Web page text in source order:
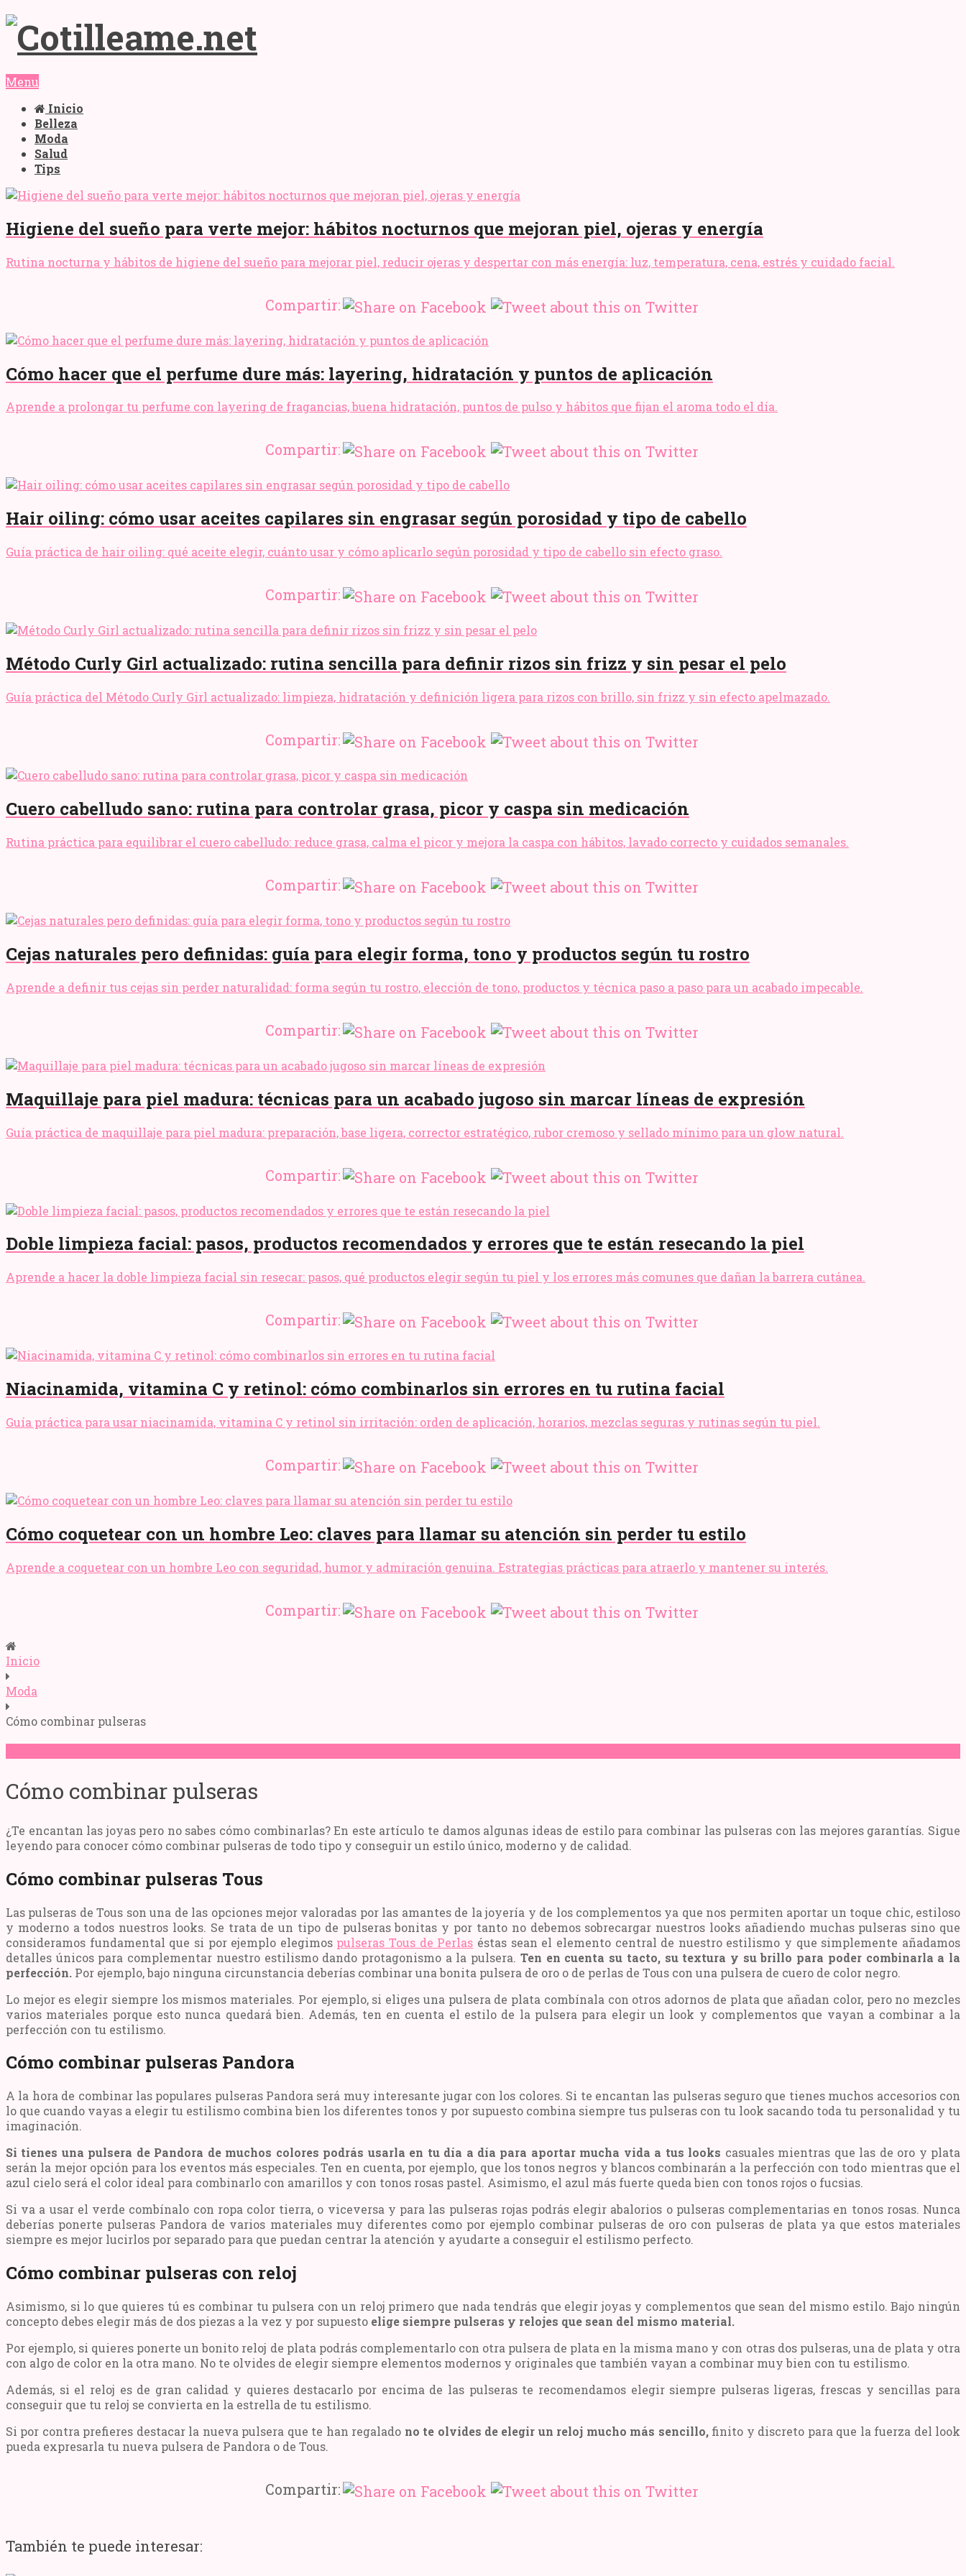
Menu
Inicio
Belleza
Moda
Salud
Tips
Higiene del sueño para verte mejor: hábitos nocturnos que mejoran piel, ojeras y energía
Rutina nocturna y hábitos de higiene del sueño para mejorar piel, reducir ojeras y despertar con más energía: luz, temperatura, cena, estrés y cuidado facial.
Compartir:
Cómo hacer que el perfume dure más: layering, hidratación y puntos de aplicación
Aprende a prolongar tu perfume con layering de fragancias, buena hidratación, puntos de pulso y hábitos que fijan el aroma todo el día.
Compartir:
Hair oiling: cómo usar aceites capilares sin engrasar según porosidad y tipo de cabello
Guía práctica de hair oiling: qué aceite elegir, cuánto usar y cómo aplicarlo según porosidad y tipo de cabello sin efecto graso.
Compartir:
Método Curly Girl actualizado: rutina sencilla para definir rizos sin frizz y sin pesar el pelo
Guía práctica del Método Curly Girl actualizado: limpieza, hidratación y definición ligera para rizos con brillo, sin frizz y sin efecto apelmazado.
Compartir:
Cuero cabelludo sano: rutina para controlar grasa, picor y caspa sin medicación
Rutina práctica para equilibrar el cuero cabelludo: reduce grasa, calma el picor y mejora la caspa con hábitos, lavado correcto y cuidados semanales.
Compartir:
Cejas naturales pero definidas: guía para elegir forma, tono y productos según tu rostro
Aprende a definir tus cejas sin perder naturalidad: forma según tu rostro, elección de tono, productos y técnica paso a paso para un acabado impecable.
Compartir:
Maquillaje para piel madura: técnicas para un acabado jugoso sin marcar líneas de expresión
Guía práctica de maquillaje para piel madura: preparación, base ligera, corrector estratégico, rubor cremoso y sellado mínimo para un glow natural.
Compartir:
Doble limpieza facial: pasos, productos recomendados y errores que te están resecando la piel
Aprende a hacer la doble limpieza facial sin resecar: pasos, qué productos elegir según tu piel y los errores más comunes que dañan la barrera cutánea.
Compartir:
Niacinamida, vitamina C y retinol: cómo combinarlos sin errores en tu rutina facial
Guía práctica para usar niacinamida, vitamina C y retinol sin irritación: orden de aplicación, horarios, mezclas seguras y rutinas según tu piel.
Compartir:
Cómo coquetear con un hombre Leo: claves para llamar su atención sin perder tu estilo
Aprende a coquetear con un hombre Leo con seguridad, humor y admiración genuina. Estrategias prácticas para atraerlo y mantener su interés.
Compartir:
Inicio
Moda
Cómo combinar pulseras
Cómo combinar pulseras
¿Te encantan las joyas pero no sabes cómo combinarlas? En este artículo te damos algunas ideas de estilo para combinar las pulseras con las mejores garantías. Sigue
leyendo para conocer cómo combinar pulseras de todo tipo y conseguir un estilo único, moderno y de calidad.
Cómo combinar pulseras Tous
Las pulseras de Tous son una de las opciones mejor valoradas por las amantes de la joyería y de los complementos ya que nos permiten aportar un toque chic, estiloso
y moderno a todos nuestros looks. Se trata de un tipo de pulseras bonitas y por tanto no debemos sobrecargar nuestros looks añadiendo muchas pulseras sino que
consideramos fundamental que si por ejemplo elegimos pulseras Tous de Perlas éstas sean el elemento central de nuestro estilismo y que simplemente añadamos
detalles únicos para complementar nuestro estilismo dando protagonismo a la pulsera. Ten en cuenta su tacto, su textura y su brillo para poder combinarla a la
perfección. Por ejemplo, bajo ninguna circunstancia deberías combinar una bonita pulsera de oro o de perlas de Tous con una pulsera de cuero de color negro.
Lo mejor es elegir siempre los mismos materiales. Por ejemplo, si eliges una pulsera de plata combínala con otros adornos de plata que añadan color, pero no mezcles
varios materiales porque esto nunca quedará bien. Además, ten en cuenta el estilo de la pulsera para elegir un look y complementos que vayan a combinar a la
perfección con tu estilismo.
Cómo combinar pulseras Pandora
A la hora de combinar las populares pulseras Pandora será muy interesante jugar con los colores. Si te encantan las pulseras seguro que tienes muchos accesorios con
lo que cuando vayas a elegir tu estilismo combina bien los diferentes tonos y por supuesto combina siempre tus pulseras con tu look sacando toda tu personalidad y tu
imaginación.
Si tienes una pulsera de Pandora de muchos colores podrás usarla en tu día a día para aportar mucha vida a tus looks casuales mientras que las de oro y plata
serán la mejor opción para los eventos más especiales. Ten en cuenta, por ejemplo, que los tonos negros y blancos combinarán a la perfección con todo mientras que el
azul cielo será el color ideal para combinarlo con amarillos y con tonos rosas pastel. Asimismo, el azul más fuerte queda bien con tonos rojos o fucsias.
Si va a usar el verde combínalo con ropa color tierra, o viceversa y para las pulseras rojas podrás elegir abalorios o pulseras complementarias en tonos rosas. Nunca
deberías ponerte pulseras Pandora de varios materiales muy diferentes como por ejemplo combinar pulseras de oro con pulseras de plata ya que estos materiales
siempre es mejor lucirlos por separado para que puedan centrar la atención y ayudarte a conseguir el estilismo perfecto.
Cómo combinar pulseras con reloj
Asimismo, si lo que quieres tú es combinar tu pulsera con un reloj primero que nada tendrás que elegir joyas y complementos que sean del mismo estilo. Bajo ningún
concepto debes elegir más de dos piezas a la vez y por supuesto elige siempre pulseras y relojes que sean del mismo material.
Por ejemplo, si quieres ponerte un bonito reloj de plata podrás complementarlo con otra pulsera de plata en la misma mano y con otras dos pulseras, una de plata y otra
con algo de color en la otra mano. No te olvides de elegir siempre elementos modernos y originales que también vayan a combinar muy bien con tu estilismo.
Además, si el reloj es de gran calidad y quieres destacarlo por encima de las pulseras te recomendamos elegir siempre pulseras ligeras, frescas y sencillas para
conseguir que tu reloj se convierta en la estrella de tu estilismo.
Si por contra prefieres destacar la nueva pulsera que te han regalado no te olvides de elegir un reloj mucho más sencillo,finito y discreto para que la fuerza del look
pueda expresarla tu nueva pulsera de Pandora o de Tous.
Compartir:
También te puede interesar: